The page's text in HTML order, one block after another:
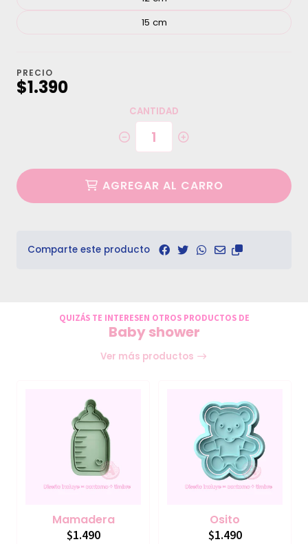
15 cm
PRECIO
$1.390
CANTIDAD
AGREGAR AL CARRO
Comparte este producto
QUIZÁS TE INTERESEN OTROS PRODUCTOS DE
Baby shower
Ver más productos
Mamadera
$1.490
Osito
$1.490